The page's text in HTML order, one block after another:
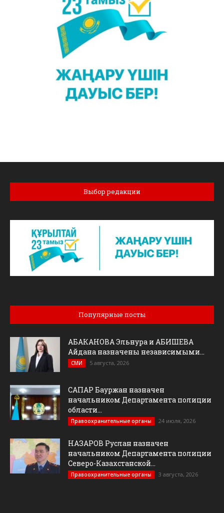
Выбор редакции
Популярные посты
АБАКАНОВА Эльнура и АБИШЕВА
Айдана назначены независимыми...
СМИ 5 августа, 2026
САПАР Бауржан назначен
начальником Департамента полиции
области...
Правоохранительные органы 24 июля, 2026
НАЗАРОВ Руслан назначен
начальником Департамента полиции
Северо-Казахстанской...
Правоохранительные органы 3 августа, 2026